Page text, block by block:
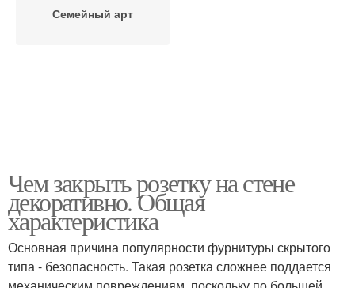
Семейный арт
Чем закрыть розетку на стене
декоративно. Общая
характеристика
Основная причина популярности фурнитуры скрытого
типа - безопасность. Такая розетка сложнее поддается